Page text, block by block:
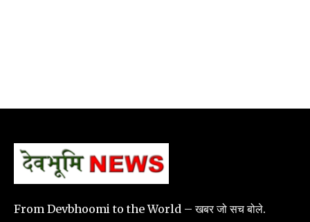
From Devbhoomi to the World – खबर जो सच बोले.